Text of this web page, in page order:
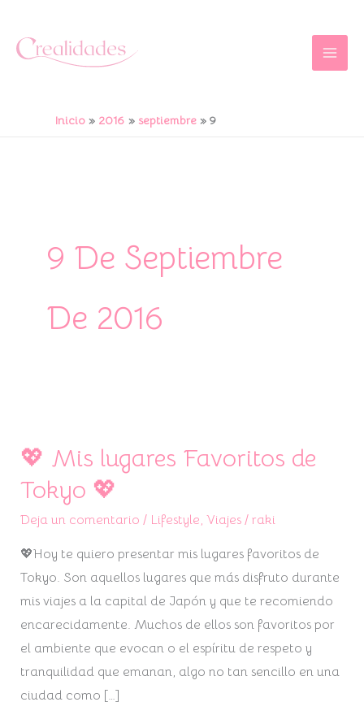
contenido
Inicio 2016 septiembre 9
9 De Septiembre
De 2016
💖 Mis lugares Favoritos de
Tokyo 💖
Deja un comentario / Lifestyle, Viajes/ raki
💖Hoy te quiero presentar mis lugares favoritos de
Tokyo. Son aquellos lugares que más disfruto durante
mis viajes a la capital de Japón y que te recomiendo
encarecidamente. Muchos de ellos son favoritos por
el ambiente que evocan o el espíritu de respeto y
tranquilidad que emanan, algo no tan sencillo en una
ciudad como […]
💖
lugares
Favoritos
de
Tokyo
💖